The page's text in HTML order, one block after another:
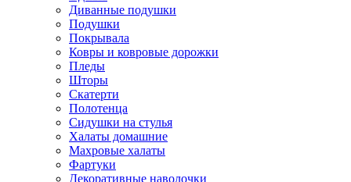
Диванные подушки
Подушки
Покрывала
Ковры и ковровые дорожки
Пледы
Шторы
Скатерти
Полотенца
Сидушки на стулья
Халаты домашние
Махровые халаты
Фартуки
Декоративные наволочки